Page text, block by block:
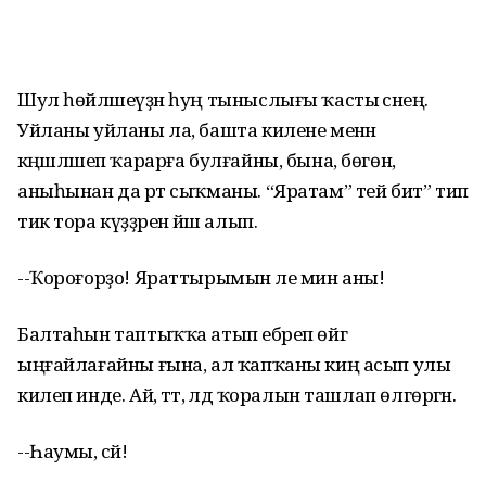
Шул һөйләшеүҙән һуң тыныслығы ҡасты әсәнең.
Уйланы уйланы ла, башта килене менән
кәңәшләшеп ҡарарға булғайны, бына, бөгөн,
аныһынан да рәт сыҡманы. “Яратам” тей бит” тип
тик тора күҙҙәренә йәш алып.
--Ҡороғорҙо! Яраттырымын әле мин аны!
Балтаһын таптыҡҡа атып ебәреп өйгә
ыңғайлағайны ғына, ал ҡапҡаны киң асып улы
килеп инде. Ай, әттә, әлдә ҡоралын ташлап өлгөргән.
--Һаумы, әсәй!